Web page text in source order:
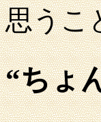
思う
“ちょ